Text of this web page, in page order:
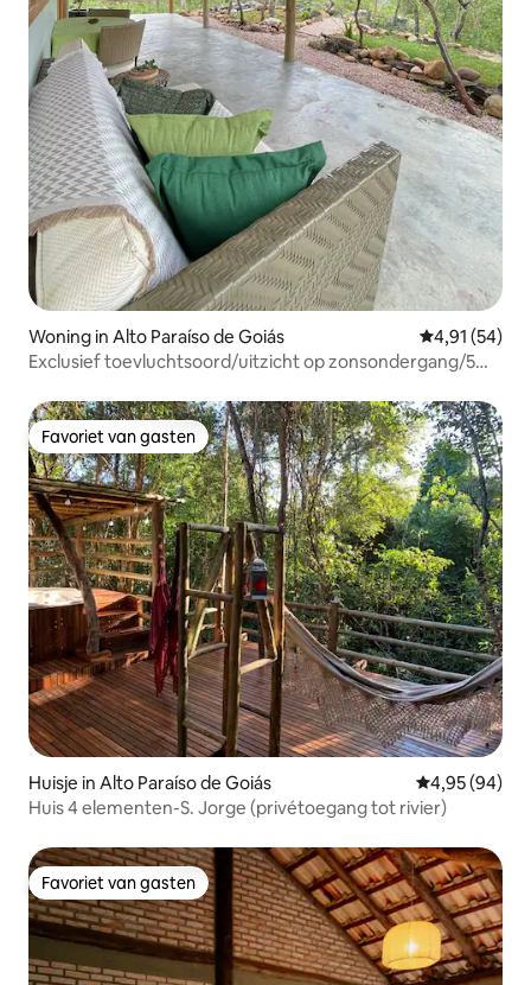
Woning in Alto Paraíso de Goiás Gemiddelde
4,91 (54)
Exclusief toevluchtsoord/uitzicht op zonsondergang/5
Favoriet van gasten
Favoriet van gasten
Huisje in Alto Paraíso de Goiás Gemiddelde
4,95 (94)
Huis 4 elementen-S. Jorge (privétoegang tot rivier)
Favoriet van gasten
Favoriet van gasten